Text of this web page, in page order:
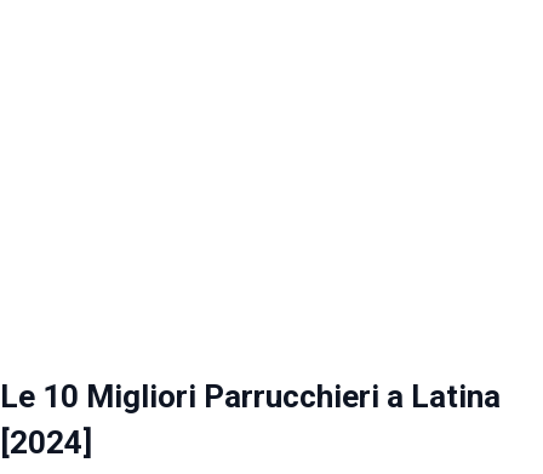
Le 10 Migliori Parrucchieri a Latina
[2024]
all'utilizzo
web
stesso.